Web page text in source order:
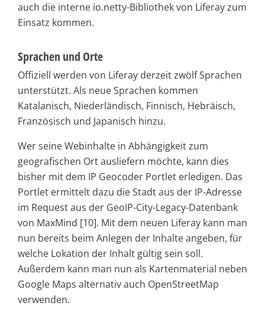
auch die interne io.netty-Bibliothek von Liferay zum
Einsatz kommen.
Sprachen und Orte
Offiziell werden von Liferay derzeit zwölf Sprachen
unterstützt. Als neue Sprachen kommen
Katalanisch, Niederländisch, Finnisch, Hebräisch,
Französisch und Japanisch hinzu.
Wer seine Webinhalte in Abhängigkeit zum
geografischen Ort ausliefern möchte, kann dies
bisher mit dem IP Geocoder Portlet erledigen. Das
Portlet ermittelt dazu die Stadt aus der IP-Adresse
im Request aus der GeoIP-City-Legacy-Datenbank
von MaxMind [10]. Mit dem neuen Liferay kann man
nun bereits beim Anlegen der Inhalte angeben, für
welche Lokation der Inhalt gültig sein soll.
Außerdem kann man nun als Kartenmaterial neben
Google Maps alternativ auch OpenStreetMap
verwenden.